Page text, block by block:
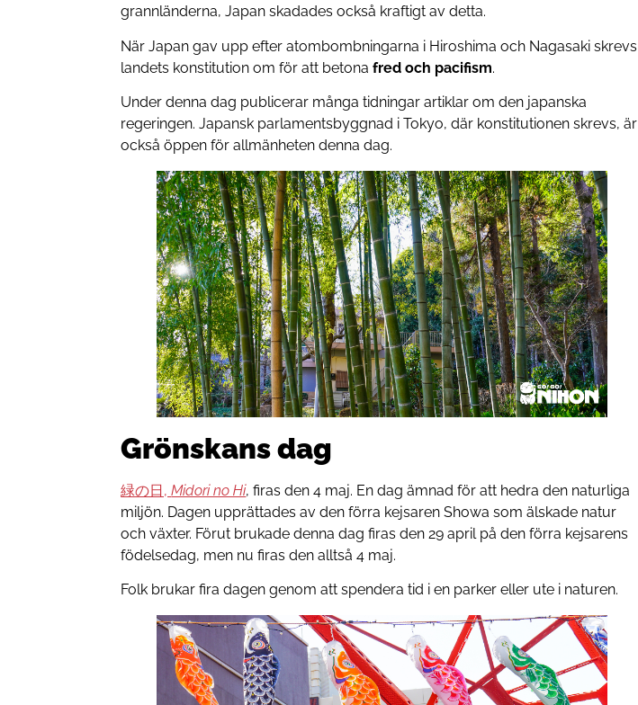
grannländerna, Japan skadades också kraftigt av detta.
När Japan gav upp efter atombombningarna i Hiroshima och Nagasaki skrevs
landets konstitution om för att betonafred och pacifism.
Under denna dag publicerar många tidningar artiklar om den japanska
regeringen. Japansk parlamentsbyggnad i Tokyo, där konstitutionen skrevs, är
också öppen för allmänheten denna dag.
Grönskans dag
緑の日,Midori no Hi, firas den 4 maj. En dag ämnad för att hedra den naturliga
miljön. Dagen upprättades av den förra kejsaren Showa som älskade natur
och växter. Förut brukade denna dag firas den 29 april på den förra kejsarens
födelsedag, men nu firas den alltså 4 maj.
Folk brukar fira dagen genom att spendera tid i en parker eller ute i naturen.